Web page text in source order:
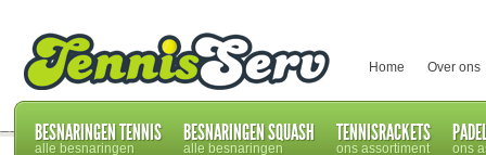
Home Over ons
BESNARINGEN TENNIS
alle besnaringen
BESNARINGEN SQUASH
alle besnaringen
TENNISRACKETS
ons assortiment ons